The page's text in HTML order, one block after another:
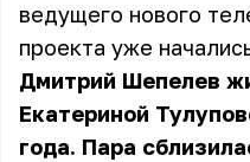
ведущего нового
проекта уже
Дмитрий Шепелев
Екатериной
года. Пара